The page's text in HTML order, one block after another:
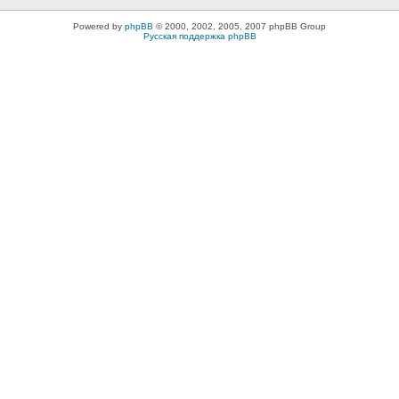
Powered by phpBB © 2000, 2002, 2005, 2007 phpBB Group
Русская поддержка phpBB